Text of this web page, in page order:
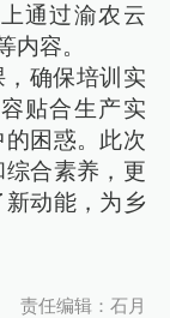
通过渝农云
内容。
确保培训实
贴合生产实
困惑。此次
合素养，更
动能，为乡
责任编辑：石月